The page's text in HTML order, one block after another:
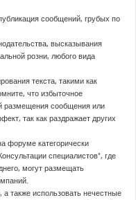
сообщений, грубых по
высказывания
розни, любого вида
текста, такими как
что избыточное
размещения сообщения или
так как раздражает других
форуме категорически
специалистов", где
могут размещать
также использовать нечестные